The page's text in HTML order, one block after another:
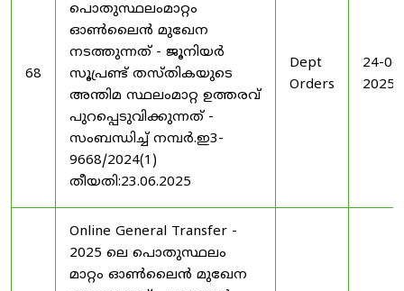
68
പൊതുസ്ഥലംമാറ്റം
ഓൺലൈൻ മുഖേന
നടത്തുന്നത് - ജൂനിയർ
സൂപ്രണ്ട് തസ്തികയുടെ
അന്തിമ സ്ഥലംമാറ്റ ഉത്തരവ്
പുറപ്പെടുവിക്കുന്നത് -
സംബന്ധിച്ച് നമ്പർ.ഇ3-
9668/2024(1)
തീയതി:23.06.2025
Dept
Orders
24-
2025
Online General Transfer -
2025 ലെ പൊതുസ്ഥലം
മാറ്റം ഓൺലൈൻ മുഖേന